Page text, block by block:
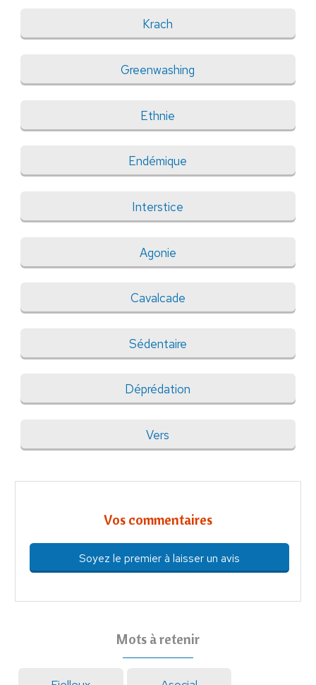
Krach
Greenwashing
Ethnie
Endémique
Interstice
Agonie
Cavalcade
Sédentaire
Déprédation
Vers
Vos commentaires
Soyez le premier à laisser un avis
Mots à retenir